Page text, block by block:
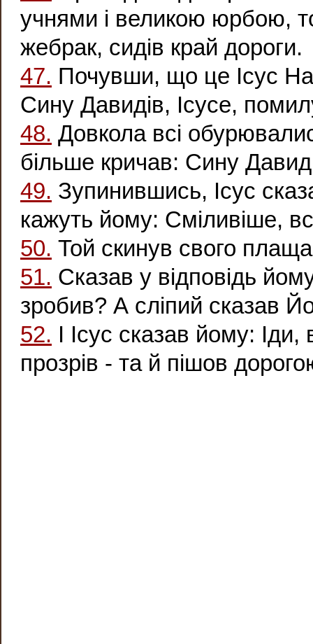
учнями і великою юрбою,
жебрак, сидів край дороги.
47. Почувши, що це Ісус
Сину Давидів, Ісусе,
48. Довкола всі
більше кричав: Сину
49. Зупинившись, Ісус
кажуть йому: Сміливіше,
50. Той скинув свого
51. Сказав у відповідь
зробив? А сліпий сказав
52. І Ісус сказав йому:
прозрів - та й пішов